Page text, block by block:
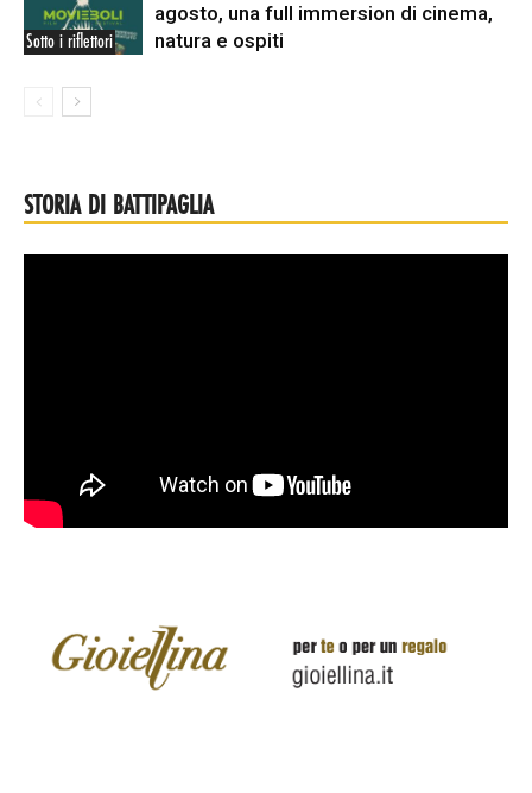
Sotto i riflettori
agosto, una full immersion di cinema,
natura e ospiti
STORIA DI BATTIPAGLIA